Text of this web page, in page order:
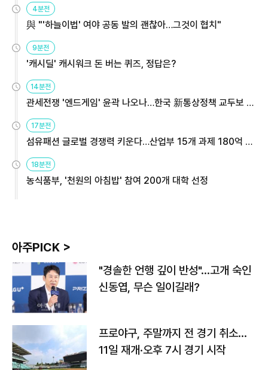
4분전
與 "'하늘이법' 여야 공동 발의 괜찮아…그것이 협치"
9분전
'캐시딜' 캐시워크 돈 버는 퀴즈, 정답은?
14분전
관세전쟁 '엔드게임' 윤곽 나오나…한국 新통상정책 교두보 활
용해야
17분전
섬유패션 글로벌 경쟁력 키운다…산업부 15개 과제 180억 지
원
18분전
농식품부, '천원의 아침밥' 참여 200개 대학 선정
아주PICK >
"경솔한 언행 깊이 반성"…고개 숙인
신동엽, 무슨 일이길래?
프로야구, 주말까지 전 경기 취소…
11일 재개·오후 7시 경기 시작